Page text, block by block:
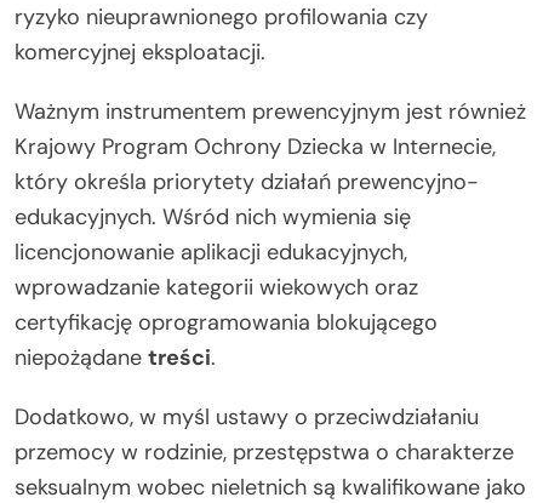
ryzyko nieuprawnionego profilowania czy
komercyjnej eksploatacji.
Ważnym instrumentem prewencyjnym jest również
Krajowy Program Ochrony Dziecka w Internecie,
który określa priorytety działań prewencyjno-
edukacyjnych. Wśród nich wymienia się
licencjonowanie aplikacji edukacyjnych,
wprowadzanie kategorii wiekowych oraz
certyfikację oprogramowania blokującego
niepożądane treści.
Dodatkowo, w myśl ustawy o przeciwdziałaniu
przemocy w rodzinie, przestępstwa o charakterze
seksualnym wobec nieletnich są kwalifikowane jako